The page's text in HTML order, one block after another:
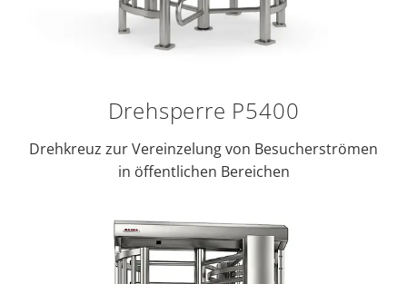
Drehsperre P5400
Drehkreuz zur Vereinzelung von Besucherströmen
in öffentlichen Bereichen